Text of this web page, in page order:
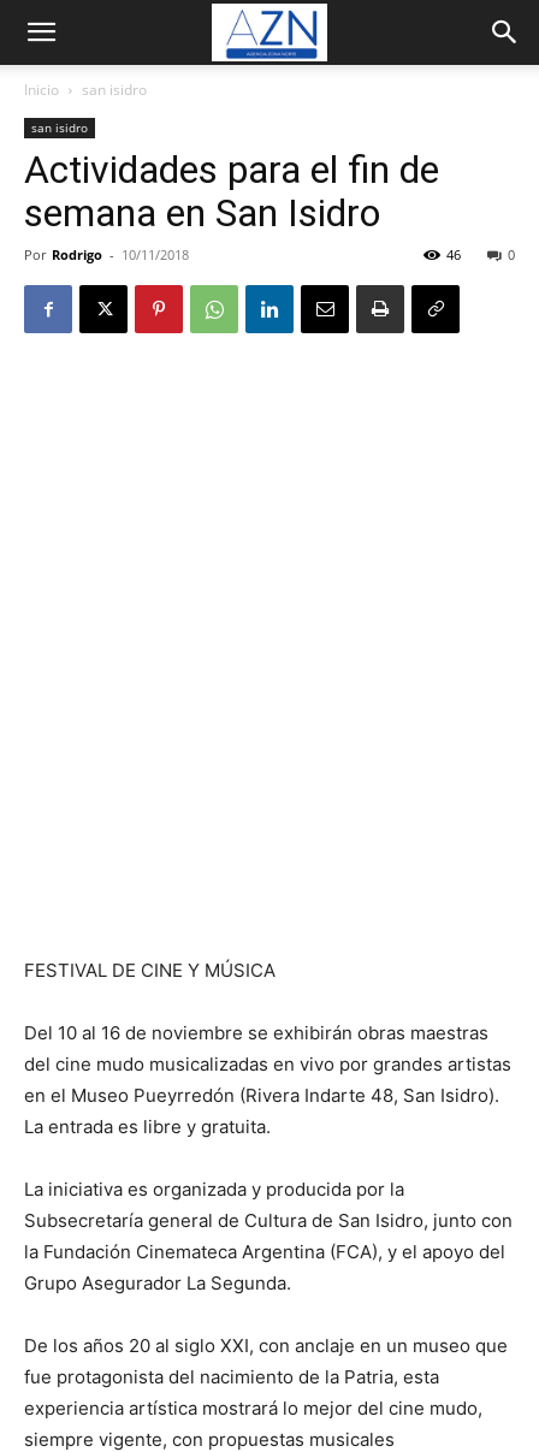
Inicio san isidro
san isidro
Actividades para el fin de
semana en San Isidro
Por Rodrigo - 10/11/2018 0
46
FESTIVAL DE CINE Y MÚSICA
Del 10 al 16 de noviembre se exhibirán obras maestras
del cine mudo musicalizadas en vivo por grandes artistas
en el Museo Pueyrredón (Rivera Indarte 48, San Isidro).
La entrada es libre y gratuita.
La iniciativa es organizada y producida por la
Subsecretaría general de Cultura de San Isidro, junto con
la Fundación Cinemateca Argentina (FCA), y el apoyo del
Grupo Asegurador La Segunda.
De los años 20 al siglo XXI, con anclaje en un museo que
fue protagonista del nacimiento de la Patria, esta
experiencia artística mostrará lo mejor del cine mudo,
siempre vigente, con propuestas musicales